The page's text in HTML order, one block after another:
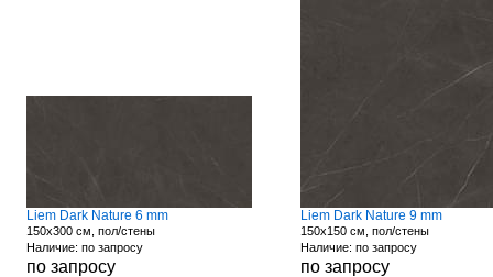
Liem Dark Nature 6 mm
150x300 см, пол/стены
Наличие: по запросу
по запросу
Liem Dark Nature 9 mm
150x150 см, пол/стены
Наличие: по запросу
по запросу